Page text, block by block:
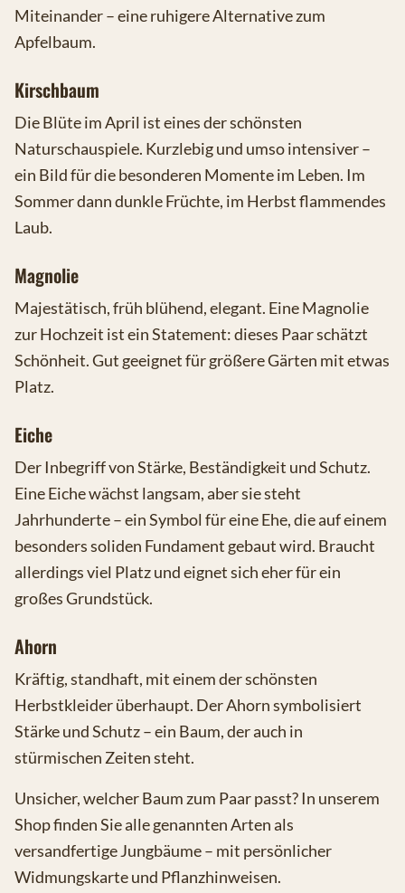
Miteinander – eine ruhigere Alternative zum
Apfelbaum.
Kirschbaum
Die Blüte im April ist eines der schönsten
Naturschauspiele. Kurzlebig und umso intensiver –
ein Bild für die besonderen Momente im Leben. Im
Sommer dann dunkle Früchte, im Herbst flammendes
Laub.
Magnolie
Majestätisch, früh blühend, elegant. Eine Magnolie
zur Hochzeit ist ein Statement: dieses Paar schätzt
Schönheit. Gut geeignet für größere Gärten mit etwas
Platz.
Eiche
Der Inbegriff von Stärke, Beständigkeit und Schutz.
Eine Eiche wächst langsam, aber sie steht
Jahrhunderte – ein Symbol für eine Ehe, die auf einem
besonders soliden Fundament gebaut wird. Braucht
allerdings viel Platz und eignet sich eher für ein
großes Grundstück.
Ahorn
Kräftig, standhaft, mit einem der schönsten
Herbstkleider überhaupt. Der Ahorn symbolisiert
Stärke und Schutz – ein Baum, der auch in
stürmischen Zeiten steht.
Unsicher, welcher Baum zum Paar passt? In unserem
Shop finden Sie alle genannten Arten als
versandfertige Jungbäume – mit persönlicher
Widmungskarte und Pflanzhinweisen.